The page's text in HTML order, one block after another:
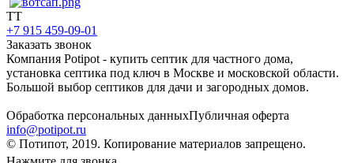
TT
+7 915 459-09-01
Заказать звонок
Компания Potipot - купить септик для частного дома,
установка септика под ключ в Москве и московской области.
Большой выбор септиков для дачи и загородных домов.
Обработка персональных данныхПубличная оферта
info@potipot.ru
© Потипот, 2019. Копирование материалов запрещено.